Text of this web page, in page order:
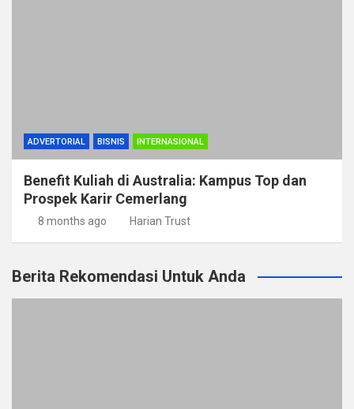
ADVERTORIAL BISNIS INTERNASIONAL
Benefit Kuliah di Australia: Kampus Top dan
Prospek Karir Cemerlang
8 months ago Harian Trust
Berita Rekomendasi Untuk Anda